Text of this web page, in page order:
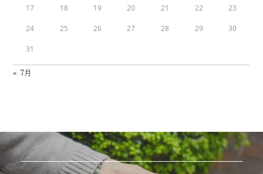
17 18 19 20 21 22 23
24 25 26 27 28 29 30
31
« 7月